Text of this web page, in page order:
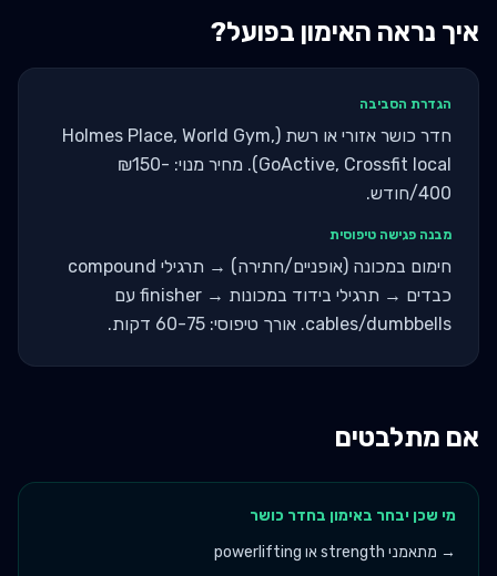
איך נראה האימון בפועל?
הגדרת הסביבה
חדר כושר אזורי או רשת (Holmes Place, World Gym,
GoActive, Crossfit local). מחיר מנוי: ₪150-
400/חודש.
מבנה פגישה טיפוסית
חימום במכונה (אופניים/חתירה) → תרגילי compound
כבדים → תרגילי בידוד במכונות → finisher עם
cables/dumbbells. אורך טיפוסי: 60-75 דקות.
אם מתלבטים
מי שכן יבחר באימון בחדר כושר
→ מתאמני strength או powerlifting